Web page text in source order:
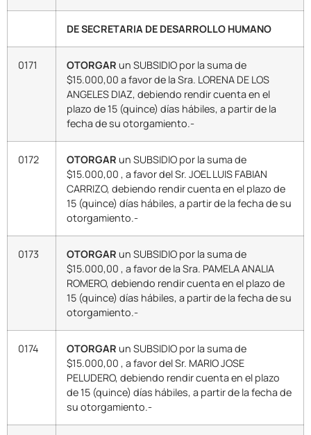
DE SECRETARIA DE DESARROLLO HUMANO
0171 OTORGAR un SUBSIDIO por la suma de
$15.000,00 a favor de la Sra. LORENA DE LOS
ANGELES DIAZ, debiendo rendir cuenta en el
plazo de 15 (quince) días hábiles, a partir de la
fecha de su otorgamiento.-
0172 OTORGAR un SUBSIDIO por la suma de
$15.000,00 , a favor del Sr. JOEL LUIS FABIAN
CARRIZO, debiendo rendir cuenta en el plazo de
15 (quince) días hábiles, a partir de la fecha de su
otorgamiento.-
0173 OTORGAR un SUBSIDIO por la suma de
$15.000,00 , a favor de la Sra. PAMELA ANALIA
ROMERO, debiendo rendir cuenta en el plazo de
15 (quince) días hábiles, a partir de la fecha de su
otorgamiento.-
0174 OTORGAR un SUBSIDIO por la suma de
$15.000,00 , a favor del Sr. MARIO JOSE
PELUDERO, debiendo rendir cuenta en el plazo
de 15 (quince) días hábiles, a partir de la fecha de
su otorgamiento.-